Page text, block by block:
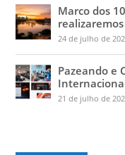
Marco dos
24 de julho de
Pazeando e
21 de julho de